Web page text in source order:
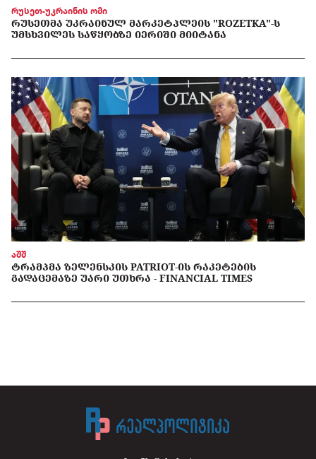
რუსეთ-უკრაინის ომი
ᲠᲣᲡᲔᲗᲛᲐ ᲣᲙᲠᲐᲘᲜᲣᲚ ᲛᲐᲠᲙᲔᲢᲞᲚᲔᲘᲡ "ROZETKA"-Ს
ᲣᲛᲡᲮᲕᲘᲚᲔᲡ ᲡᲐᲬᲧᲝᲑᲖᲔ ᲘᲔᲠᲘᲨᲘ ᲛᲘᲘᲢᲐᲜᲐ
აშშ
ᲢᲠᲐᲛᲞᲛᲐ ᲖᲔᲚᲔᲜᲡᲙᲘᲡ PATRIOT-ᲘᲡ ᲠᲐᲙᲔᲢᲔᲑᲘᲡ
ᲒᲐᲓᲐᲪᲔᲛᲐᲖᲔ ᲣᲐᲠᲘ ᲣᲗᲮᲠᲐ - FINANCIAL TIMES